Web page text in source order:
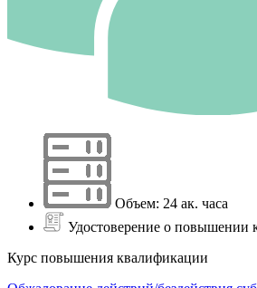
Объем: 24 ак. часа
Удостоверение о повышении
Курс повышения квалификации